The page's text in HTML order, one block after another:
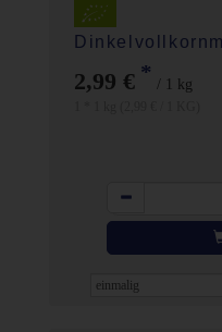
2,99 € * / 1 kg
Anzahl